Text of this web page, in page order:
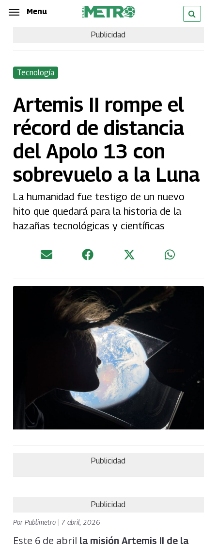
Skip
content
Menu
Publicidad
Tecnología
Artemis II rompe el
récord de distancia
del Apolo 13 con
sobrevuelo a la Luna
La humanidad fue testigo de un nuevo
hito que quedará para la historia de la
hazañas tecnológicas y científicas
Publicidad
Publicidad
PorPublimetro 7 abril, 2026
Este 6 de abril la misión Artemis II de la
Menu